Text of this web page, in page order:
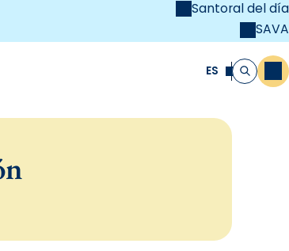
Santoral del día
SAVA
ES Buscar